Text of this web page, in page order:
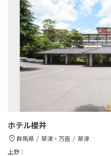
ホテル櫻井
群馬県 草津・万座
草津
上野：